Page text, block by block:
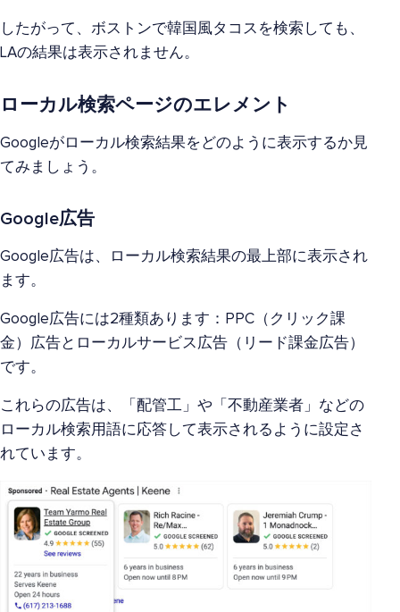
したがって、ボストンで韓国風タコスを検索しても、
LAの結果は表示されません。
ローカル検索ページのエレメント
Googleがローカル検索結果をどのように表示するか見
てみましょう。
Google広告
Google広告は、ローカル検索結果の最上部に表示され
ます。
Google広告には2種類あります：PPC（クリック課
金）広告とローカルサービス広告（リード課金広告）
です。
これらの広告は、「配管工」や「不動産業者」などの
ローカル検索用語に応答して表示されるように設定さ
れています。